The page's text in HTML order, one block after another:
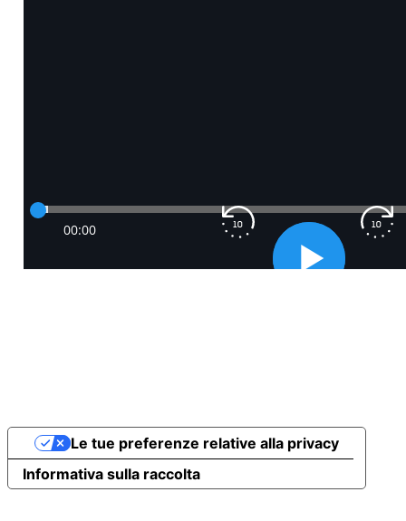
Informativa sulla raccolta
Le tue preferenze relative alla privacy